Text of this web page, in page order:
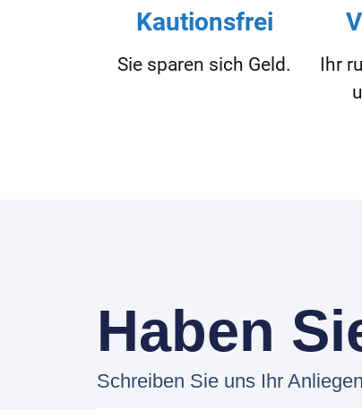
Kautionsfrei
Sie sparen sich Geld.
Ihr
Haben
Schreiben Sie uns Ihr